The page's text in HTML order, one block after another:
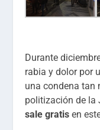
Durante
rabia y dolor por
una condena tan
politización de
sale gratisen